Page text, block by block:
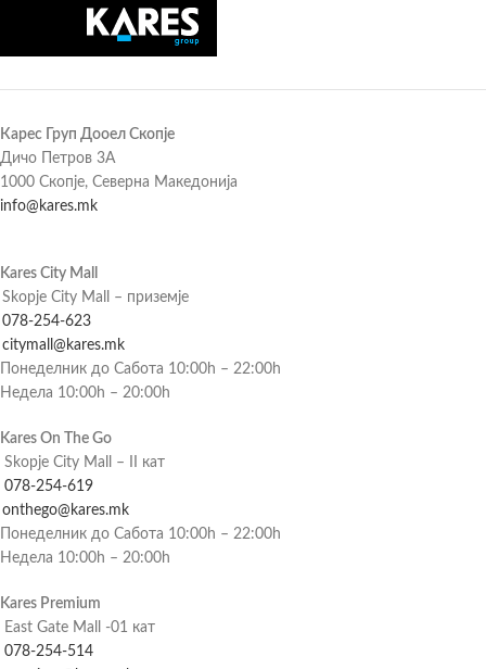
Карес Груп Дооел Скопје
Дичо Петров 3А
1000 Скопје, Северна Македонија
info@kares.mk
Kares City Mall
Skopje City Mall – приземје
078-254-623
citymall@kares.mk
Понеделник до Сабота 10:00h – 22:00h
Недела 10:00h – 20:00h
Kares On The Go
Skopje City Mall – II кат
078-254-619
onthego@kares.mk
Понеделник до Сабота 10:00h – 22:00h
Недела 10:00h – 20:00h
Kares Premium
East Gate Mall -01 кат
078-254-514